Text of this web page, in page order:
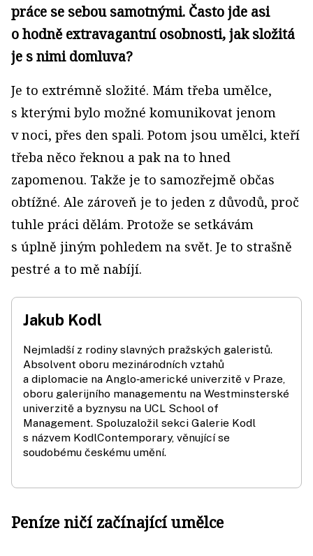
práce se sebou samotnými. Často jde asi
o hodně extravagantní osobnosti, jak složitá
je s nimi domluva?
Je to extrémně složité. Mám třeba umělce,
s kterými bylo možné komunikovat jenom
v noci, přes den spali. Potom jsou umělci, kteří
třeba něco řeknou a pak na to hned
zapomenou. Takže je to samozřejmě občas
obtížné. Ale zároveň je to jeden z důvodů, proč
tuhle práci dělám. Protože se setkávám
s úplně jiným pohledem na svět. Je to strašně
pestré a to mě nabíjí.
Jakub Kodl
Nejmladší z rodiny slavných pražských galeristů.
Absolvent oboru mezinárodních vztahů
a diplomacie na Anglo‑americké univerzitě v Praze,
oboru galerijního managementu na Westminsterské
univerzitě a byznysu na UCL School of
Management. Spoluzaložil sekci Galerie Kodl
s názvem KodlContemporary, věnující se
soudobému českému umění.
Peníze ničí začínající umělce